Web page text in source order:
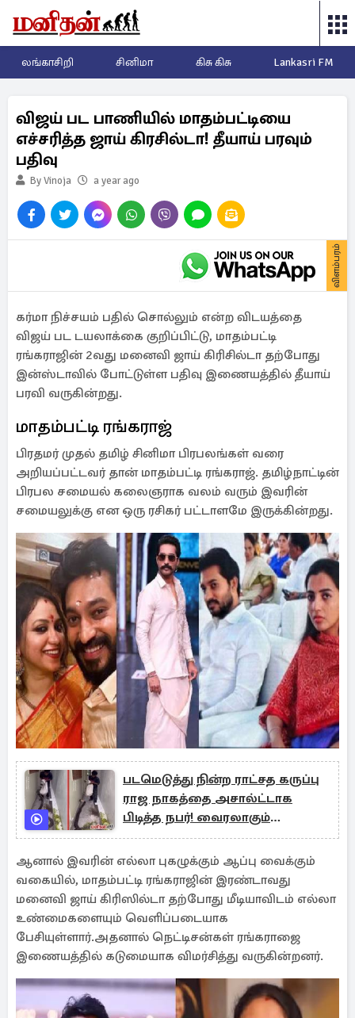
லங்காசிறி சினிமா கிசு கிசு Lankasri FM
விஜய் பட பாணியில் மாதம்பட்டியை
எச்சரித்த ஜாய் கிரசில்டா! தீயாய் பரவும்
பதிவு
By Vinoja a year ago
விளம்பரம்
கர்மா நிச்சயம் பதில் சொல்லும் என்ற விடயத்தை
விஜய் பட டயலாக்கை குறிப்பிட்டு, மாதம்பட்டி
ரங்கராஜின் 2வது மனைவி ஜாய் கிரிசில்டா தற்போது
இன்ஸ்டாவில் போட்டுள்ள பதிவு இணையத்தில் தீயாய்
பரவி வருகின்றது.
மாதம்பட்டி ரங்கராஜ்
பிரதமர் முதல் தமிழ் சினிமா பிரபலங்கள் வரை
அறியப்பட்டவர் தான் மாதம்பட்டி ரங்கராஜ். தமிழ்நாட்டின்
பிரபல சமையல் கலைஞராக வலம் வரும் இவரின்
சமையலுக்கு என ஒரு ரசிகர் பட்டாளமே இருக்கின்றது.
படமெடுத்து நின்ற ராட்சத கருப்பு
ராஜ நாகத்தை அசால்ட்டாக
பிடித்த நபர்! வைரலாகும்
காணொளி!
ஆனால் இவரின் எல்லா புகழுக்கும் ஆப்பு வைக்கும்
வகையில், மாதம்பட்டி ரங்கராஜின் இரண்டாவது
மனைவி ஜாய் கிரிஸில்டா தற்போது மீடியாவிடம் எல்லா
உண்மைகளையும் வெளிப்படையாக
பேசியுள்ளார்.அதனால் நெட்டிசன்கள் ரங்கராஜை
இணையத்தில் கடுமையாக விமர்சித்து வருகின்றனர்.